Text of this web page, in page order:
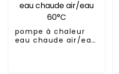
pompe à chaleur
eau chaude air/eau